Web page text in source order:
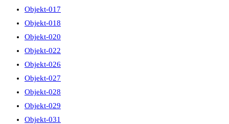
Objekt-017
Objekt-018
Objekt-020
Objekt-022
Objekt-026
Objekt-027
Objekt-028
Objekt-029
Objekt-031